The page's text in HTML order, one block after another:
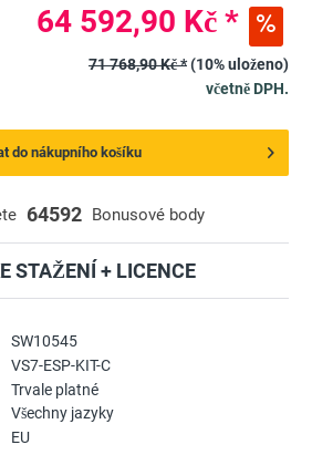
SW10545
VS7-ESP-KIT-C
Trvale platné
Všechny jazyky
EU
64592 Bonusové body
STAŽENÍ + LICENCE
64 592,90 Kč *
71 768,90 Kč *(10% uloženo)
včetně DPH.
do nákupního košíku